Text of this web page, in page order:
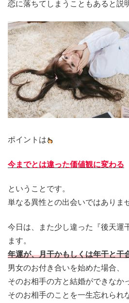
恋に落ちてしまうこともあると説
ポイントは
今までとは違った価値観に変わる
ということです。
単なる異性との出会いではありま
今日は、また少し違った『後天運
ます。
年運が、月干かもしくは年干と干
男女のお付き合いを始めた場合、
そのお相手の方と結婚ができなか
そのお相手のことを一生忘れられ